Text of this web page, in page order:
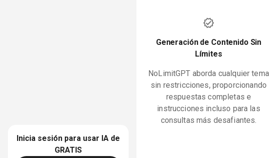
Inicia sesión para usar IA de
GRATIS
Generación de Contenido Sin
Límites
NoLimitGPT aborda cualquier tema
sin restricciones, proporcionando
respuestas completas e
instrucciones incluso para las
consultas más desafiantes.